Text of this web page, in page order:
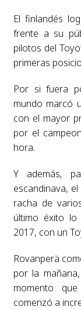
El finlandés
frente a su
pilotos del
primeras
Por si fuera
mundo marcó
con el mayor
por el
hora.
Y además,
escandinava,
racha de
último éxito lo
2017, con un
Rovanperä
por la
momento
comenzó a